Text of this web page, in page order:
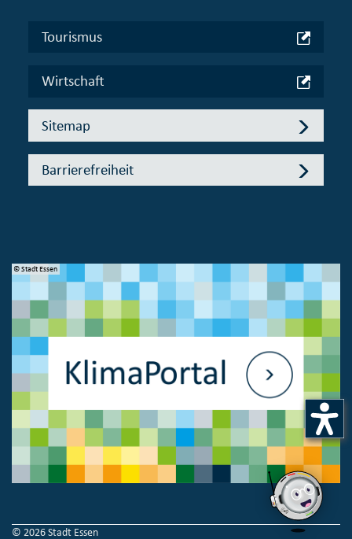
Tourismus
Wirtschaft
Sitemap
Barrierefreiheit
© Stadt Essen
© 2026 Stadt Essen